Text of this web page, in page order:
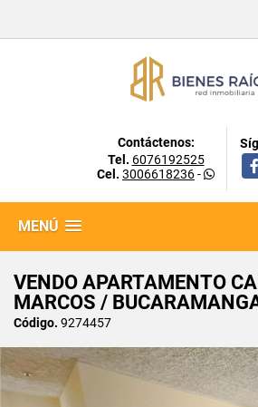
Contáctenos:
Tel. 6076192525
Cel. 3006618236-
MENÚ
VENDO APARTAMENTO
MARCOS /
Código. 9274457